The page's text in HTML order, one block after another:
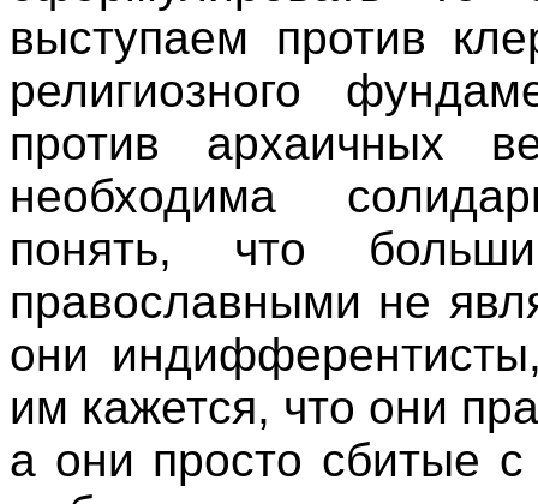
выступаем против
религиозного
против архаичных
необходима
понять, что
православными не
они
им кажется, что они
а они просто сбитые